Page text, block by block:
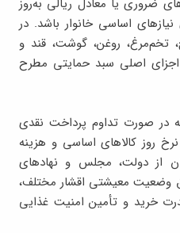
ضروری یا معادل ریالی به‌روز
اساسی خانوار باشد. در
تخم‌مرغ، روغن، گوشت، قند و
اجزای اصلی سبد حمایتی مطرح
در صورت تداوم پرداخت نقدی
روز کالاهای اساسی و هزینه
از دولت، مجلس و نهادهای
وضعیت معیشتی اقشار مختلف،
خرید و تأمین امنیت غذایی